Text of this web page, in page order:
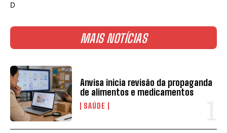
D
MAIS NOTÍCIAS
Anvisa inicia revisão da propaganda
de alimentos e medicamentos
SAÚDE